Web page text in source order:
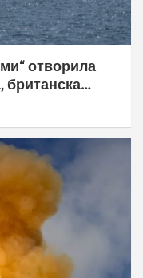
отворила
британска